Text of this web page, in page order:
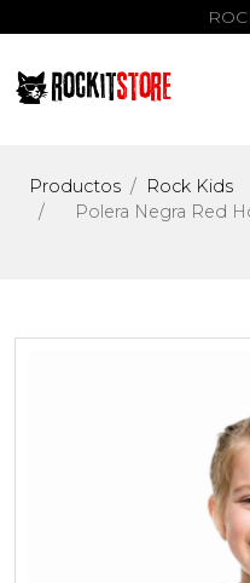
Productos
Rock Kids
Polera Negra Red